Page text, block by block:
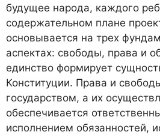
будущее народа, каждого
содержательном плане
основывается на трех
аспектах: свободы, права и
единство формирует
Конституции. Права и
государством, а их
обеспечивается
исполнением обязанностей,